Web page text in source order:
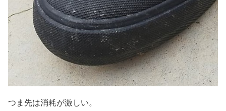
つま先は消耗が激しい。